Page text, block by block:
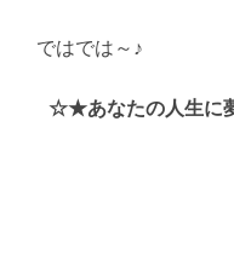
ではでは～♪
☆★あなたの人生に